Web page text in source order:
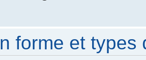
forme et types